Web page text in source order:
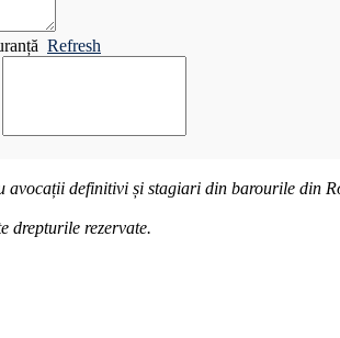
Refresh
avocații definitivi și stagiari din barourile din
drepturile rezervate.